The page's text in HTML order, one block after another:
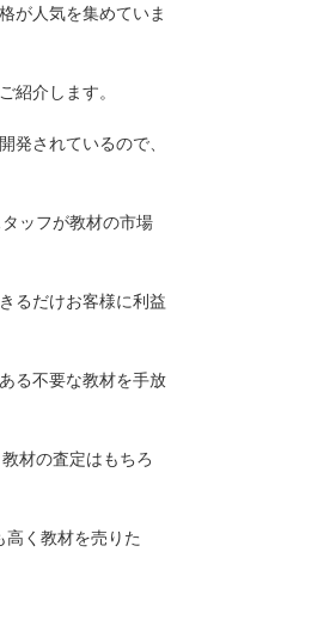
が人気を集めていま
紹介します。
発されているので、
ッフが教材の市場
るだけお客様に利益
る不要な教材を手放
材の査定はもちろ
く教材を売りた